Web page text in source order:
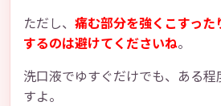
ただし、 痛む部分を強くこすった
するのは避けてくださいね。
洗口液でゆすぐだけでも、ある程
すよ。